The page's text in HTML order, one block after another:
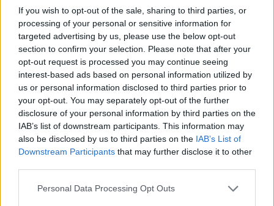
If you wish to opt-out of the sale, sharing to third parties, or
processing of your personal or sensitive information for
targeted advertising by us, please use the below opt-out
section to confirm your selection. Please note that after your
opt-out request is processed you may continue seeing
interest-based ads based on personal information utilized by
us or personal information disclosed to third parties prior to
your opt-out. You may separately opt-out of the further
disclosure of your personal information by third parties on the
IAB’s list of downstream participants. This information may
also be disclosed by us to third parties on the IAB’s List of
Downstream Participants that may further disclose it to other
Personal Data Processing Opt Outs
Dalsza część artykułu poniżej.
Zobacz także
3:18 nad ranem i maszyna była już w
powietrzu. MON ujawnił kulisy
ewakuacji Polki
Cena truskawek dziwi klientów i
rolników. Ktoś zaciera ręce, inni je
załamują